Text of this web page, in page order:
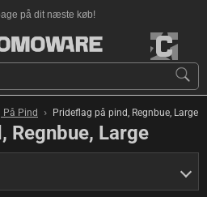
på dit næste køb!
På Pind › Prideflag på pind, Regnbue, Large
Regnbue, Large